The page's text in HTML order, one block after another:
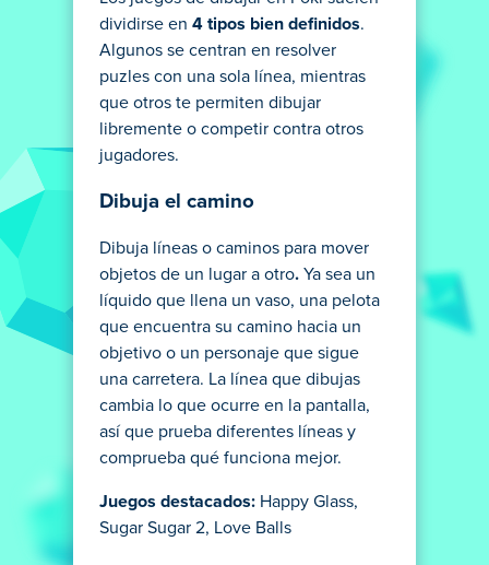
dividirse en 4 tipos bien definidos.
Algunos se centran en resolver
puzles con una sola línea, mientras
que otros te permiten dibujar
libremente o competir contra otros
jugadores.
Dibuja el camino
Dibuja líneas o caminos para mover
objetos de un lugar a otro. Ya sea un
líquido que llena un vaso, una pelota
que encuentra su camino hacia un
objetivo o un personaje que sigue
una carretera. La línea que dibujas
cambia lo que ocurre en la pantalla,
así que prueba diferentes líneas y
comprueba qué funciona mejor.
Juegos destacados: Happy Glass,
Sugar Sugar 2, Love Balls